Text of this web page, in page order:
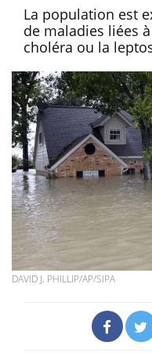
La population est
de maladies liées
choléra ou la
DAVID J. PHILLIP/AP/SIPA